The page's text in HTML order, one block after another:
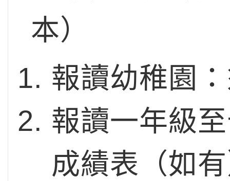
本）
報讀幼稚園
報讀一年級
成績表（如